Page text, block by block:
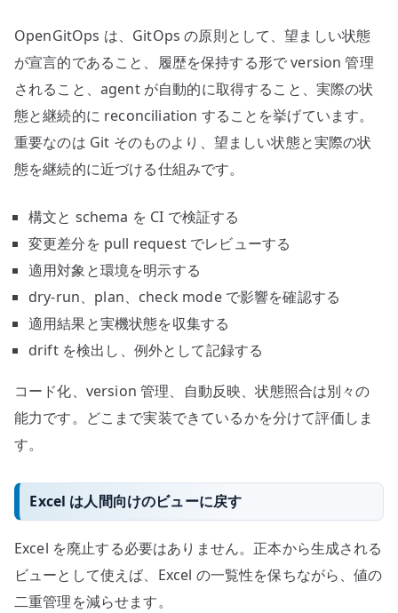
OpenGitOps は、GitOps の原則として、望ましい状態
が宣言的であること、履歴を保持する形で version 管理
されること、agent が自動的に取得すること、実際の状
態と継続的に reconciliation することを挙げています。
重要なのは Git そのものより、望ましい状態と実際の状
態を継続的に近づける仕組みです。
構文と schema を CI で検証する
変更差分を pull request でレビューする
適用対象と環境を明示する
dry-run、plan、check mode で影響を確認する
適用結果と実機状態を収集する
drift を検出し、例外として記録する
コード化、version 管理、自動反映、状態照合は別々の
能力です。どこまで実装できているかを分けて評価しま
す。
Excel は人間向けのビューに戻す
Excel を廃止する必要はありません。正本から生成される
ビューとして使えば、Excel の一覧性を保ちながら、値の
二重管理を減らせます。